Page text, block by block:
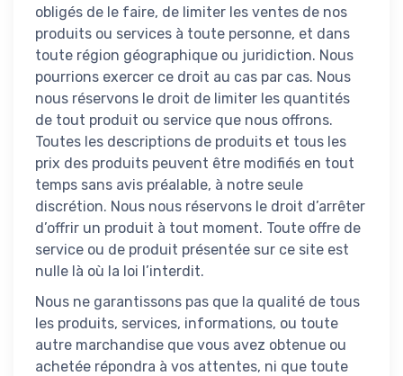
obligés de le faire, de limiter les ventes de nos
produits ou services à toute personne, et dans
toute région géographique ou juridiction. Nous
pourrions exercer ce droit au cas par cas. Nous
nous réservons le droit de limiter les quantités
de tout produit ou service que nous offrons.
Toutes les descriptions de produits et tous les
prix des produits peuvent être modifiés en tout
temps sans avis préalable, à notre seule
discrétion. Nous nous réservons le droit d’arrêter
d’offrir un produit à tout moment. Toute offre de
service ou de produit présentée sur ce site est
nulle là où la loi l’interdit.
Nous ne garantissons pas que la qualité de tous
les produits, services, informations, ou toute
autre marchandise que vous avez obtenue ou
achetée répondra à vos attentes, ni que toute